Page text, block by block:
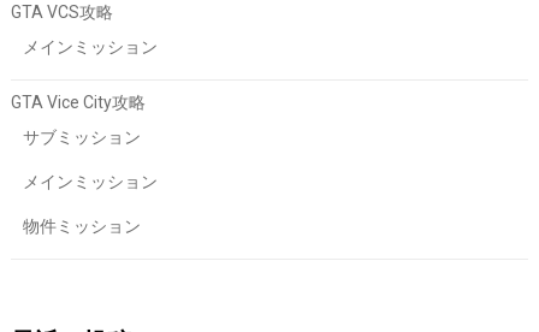
GTA VCS攻略
メインミッション
GTA Vice City攻略
サブミッション
メインミッション
物件ミッション